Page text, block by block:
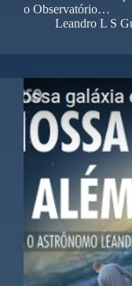
o Observatório…
Leandro L S